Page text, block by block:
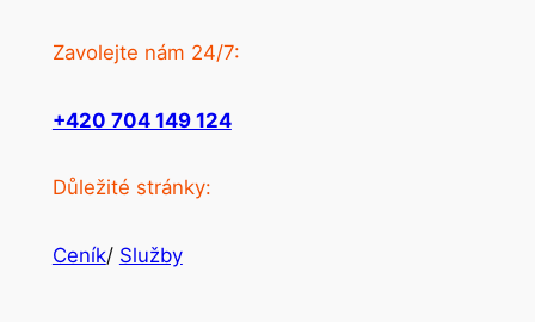
Zavolejte nám 24/7:
+420 704 149 124
Důležité stránky:
Ceník/ Služby